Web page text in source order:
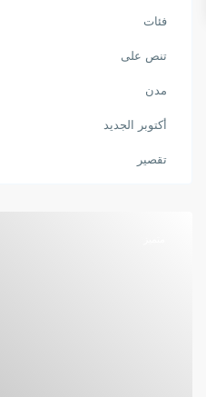
فئات
تنص على
مدن
أكتوبر الجديد
تقصير